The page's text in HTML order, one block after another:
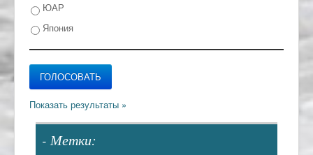
ЮАР
Япония
- Метки: